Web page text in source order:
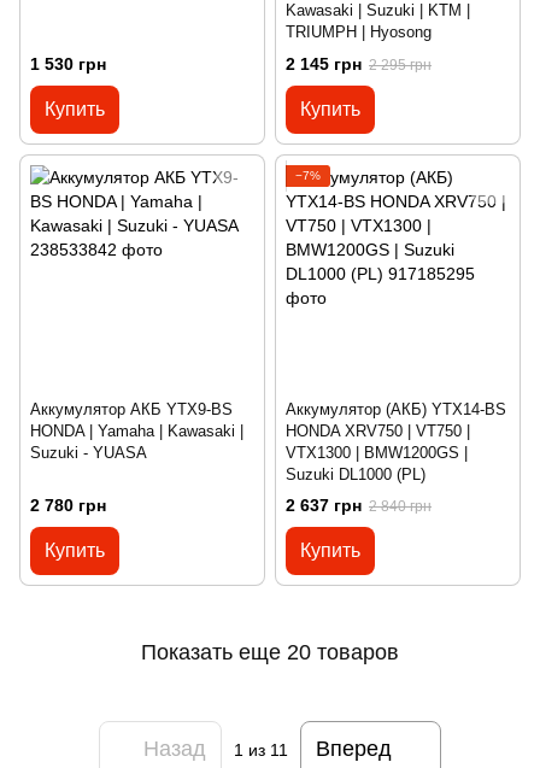
1 530 грн
Купить
Kawasaki | Suzuki | KTM |
TRIUMPH | Hyosong
2 145 грн 2 295 грн
Купить
Аккумулятор АКБ YTX9-BS
HONDA | Yamaha | Kawasaki |
Suzuki - YUASA
2 780 грн
Купить
−7%
Аккумулятор (АКБ) YTX14-BS
HONDA XRV750 | VT750 |
VTX1300 | BMW1200GS |
Suzuki DL1000 (PL)
2 637 грн 2 840 грн
Купить
Показать еще 20 товаров
Назад 1 из 11 Вперед